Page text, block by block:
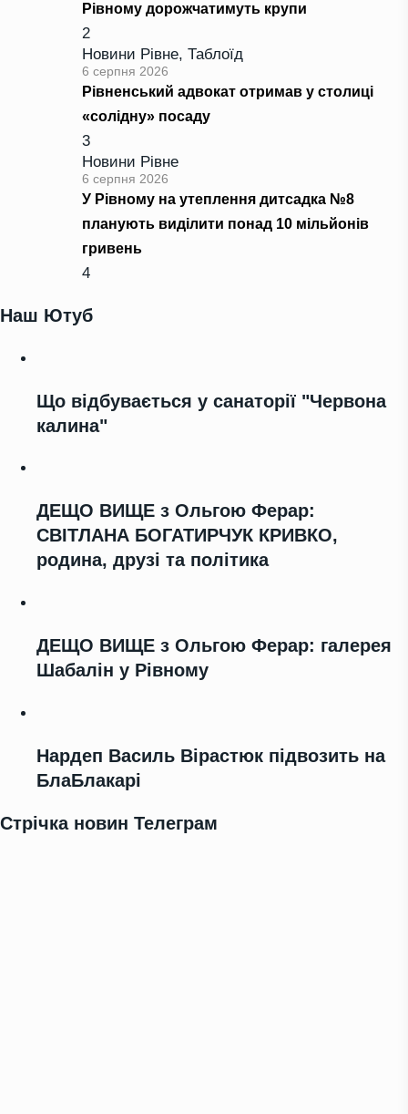
Рівному дорожчатимуть крупи
2
Новини Рівне, Таблоїд
6 серпня 2026
Рівненський адвокат отримав у столиці
«солідну» посаду
3
Новини Рівне
6 серпня 2026
У Рівному на утеплення дитсадка №8
планують виділити понад 10 мільйонів
гривень
4
Наш Ютуб
Що відбувається у санаторії "Червона
калина"
ДЕЩО ВИЩЕ з Ольгою Ферар:
СВІТЛАНА БОГАТИРЧУК КРИВКО,
родина, друзі та політика
ДЕЩО ВИЩЕ з Ольгою Ферар: галерея
Шабалін у Рівному
Нардеп Василь Вірастюк підвозить на
БлаБлакарі
Стрічка новин Телеграм